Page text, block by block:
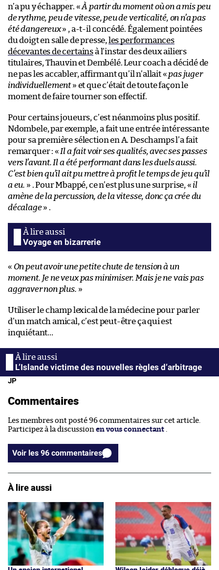
n’a pu y échapper. «À partir du moment où on a mis peu
de rythme, peu de vitesse, peu de verticalité, on n’a pas
été dangereux» , a-t-il concédé. Également pointées
du doigt en salle de presse, les performances
décevantes de certainsà l’instar des deux ailiers
titulaires, Thauvin et Dembélé. Leur coach a décidé de
ne pas les accabler, affirmant qu’il n’allait « pas juger
individuellement» et que c’était de toute façon le
moment de faire tourner son effectif.
Pour certains joueurs, c’est néanmoins plus positif.
Ndombele, par exemple, a fait une entrée intéressante
pour sa première sélection en A. Deschamps l’a fait
remarquer : « Il a fait voir ses qualités, avec ses passes
vers l’avant. Il a été performant dans les duels aussi.
C’est bien qu’il ait pu mettre à profit le temps de jeu qu’il
a eu. » . Pour Mbappé, ce n’est plus une surprise, « il
amène de la percussion, de la vitesse, donc ça crée du
décalage» .
Voyage en bizarrerie
« On peut avoir une petite chute de tension à un
moment. Je ne veux pas minimiser. Mais je ne vais pas
aggraver non plus. »
Utiliser le champ lexical de la médecine pour parler
d’un match amical, c’est peut-être ça qui est
inquiétant…
L’Islande victime des nouvelles règles d’arbitrage
JP
Commentaires
Les membres ont posté 96 commentaires sur cet article.
Participez à la discussion en vous connectant
Voir les 96 commentaires
À lire aussi